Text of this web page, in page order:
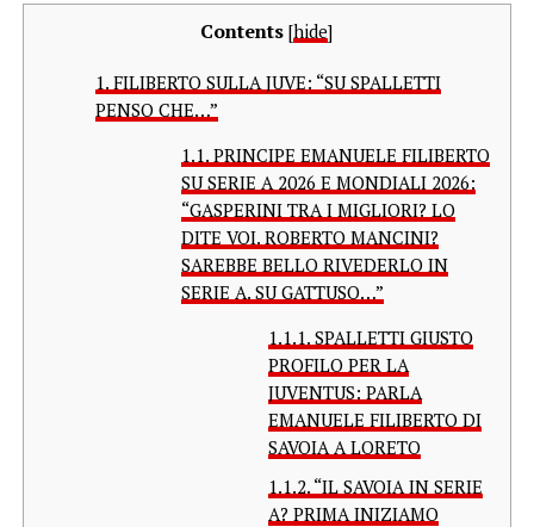
Contents [hide]
1.FILIBERTO SULLA JUVE: “SU SPALLETTI
PENSO CHE…”
1.1. PRINCIPE EMANUELE FILIBERTO
SU SERIE A 2026 E MONDIALI 2026:
“GASPERINI TRA I MIGLIORI? LO
DITE VOI. ROBERTO MANCINI?
SAREBBE BELLO RIVEDERLO IN
SERIE A. SU GATTUSO…”
1.1.1. SPALLETTI GIUSTO
PROFILO PER LA
JUVENTUS: PARLA
EMANUELE FILIBERTO DI
SAVOIA A LORETO
1.1.2. “IL SAVOIA IN SERIE
A? PRIMA INIZIAMO